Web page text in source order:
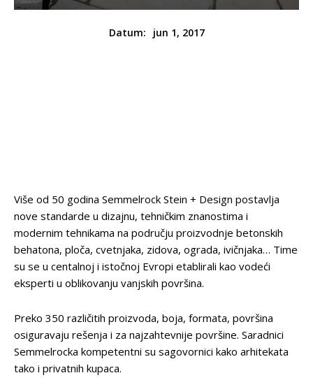
Datum: jun 1, 2017
Više od 50 godina Semmelrock Stein + Design postavlja
nove standarde u dizajnu, tehničkim znanostima i
modernim tehnikama na području proizvodnje betonskih
behatona, ploča, cvetnjaka, zidova, ograda, ivičnjaka… Time
su se u centalnoj i istočnoj Evropi etablirali kao vodeći
eksperti u oblikovanju vanjskih površina.
Preko 350 različitih proizvoda, boja, formata, površina
osiguravaju rešenja i za najzahtevnije površine. Saradnici
Semmelrocka kompetentni su sagovornici kako arhitekata
tako i privatnih kupaca.